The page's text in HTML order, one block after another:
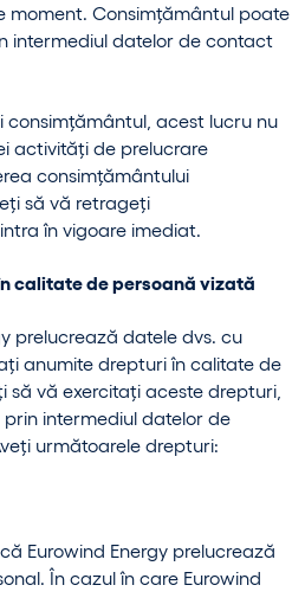
moment. Consimțământul poate
intermediul datelor de contact
acest lucru nu
activități de prelucrare
consimțământului
să vă retrageți
în vigoare imediat.
calitate de persoană vizată
prelucrează datele dvs. cu
anumite drepturi în calitate de
vă exercitați aceste drepturi,
intermediul datelor de
următoarele drepturi:
Eurowind Energy prelucrează
În cazul în care Eurowind